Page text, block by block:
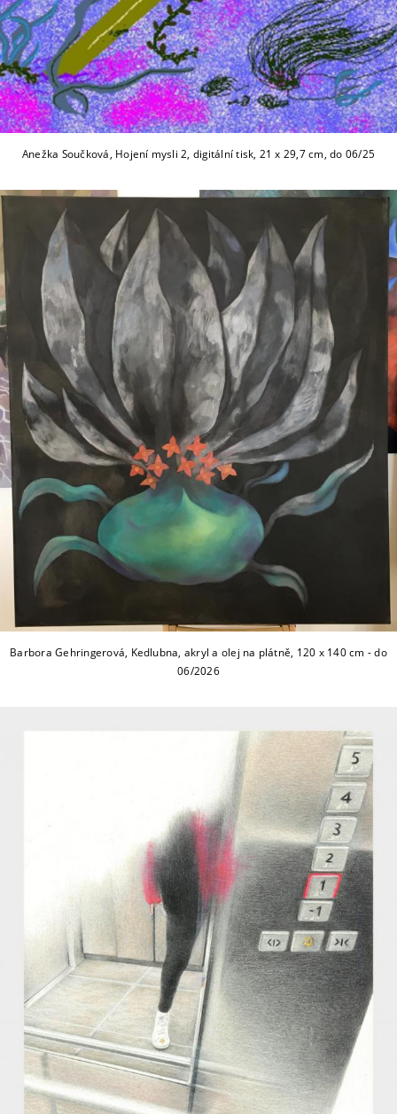
Anežka Součková, Hojení mysli 2, digitální tisk, 21 x 29,7 cm, do 06/25
Barbora Gehringerová, Kedlubna, akryl a olej na plátně, 120 x 140 cm - do
06/2026